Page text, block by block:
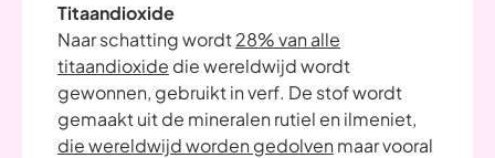
Titaandioxide
Naar schatting wordt28% van alle
titaandioxide die wereldwijd wordt
gewonnen, gebruikt in verf. De stof wordt
gemaakt uit de mineralen rutiel en ilmeniet,
die wereldwijd worden gedolven maar vooral